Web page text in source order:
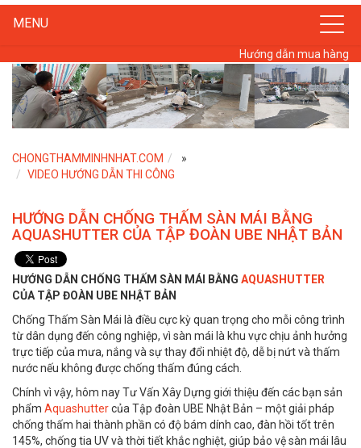
MENU
Hướng dẫn mua hàng
CHONGTHAMMINHNHAT.COM
»
VIDEO HƯỚNG DẪN THI CÔNG
HƯỚNG DẪN CHỐNG THẤM SÀN MÁI BẰNG
AQUASHUTTER CỦA TẬP ĐOÀN UBE NHẬT BẢN
HƯỚNG DẪN CHỐNG THẤM SÀN MÁI BẰNG AQUASHUTTER
CỦA TẬP ĐOÀN UBE NHẬT BẢN
Chống Thấm Sàn Mái là điều cực kỳ quan trọng cho mỗi công trình
từ dân dụng đến công nghiệp, vì sàn mái là khu vực chịu ảnh hưởng
trực tiếp của mưa, nắng và sự thay đổi nhiệt độ, dễ bị nứt và thấm
nước nếu không được chống thấm đúng cách.
Chính vì vậy, hôm nay Tư Vấn Xây Dựng giới thiệu đến các bạn sản
phẩm Aquashuttercủa Tập đoàn UBE Nhật Bản – một giải pháp
chống thấm hai thành phần có độ bám dính cao, đàn hồi tốt trên
145%, chống tia UV và thời tiết khắc nghiệt, giúp bảo vệ sàn mái lâu